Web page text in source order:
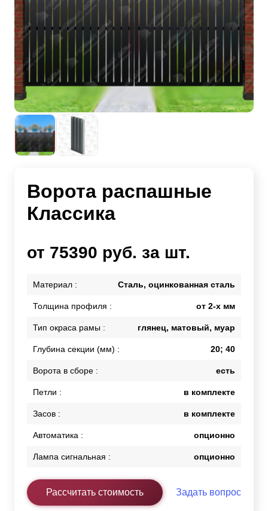
Ворота распашные
Классика
от 75390 руб. за шт.
Материал : Сталь, оцинкованная сталь
Толщина профиля : от 2-х мм
Тип окраса рамы : глянец, матовый, муар
Глубина секции (мм) : 20; 40
Ворота в сборе : есть
Петли : в комплекте
Засов : в комплекте
Автоматика : опционно
Лампа сигнальная : опционно
Рассчитать стоимость Задать вопрос